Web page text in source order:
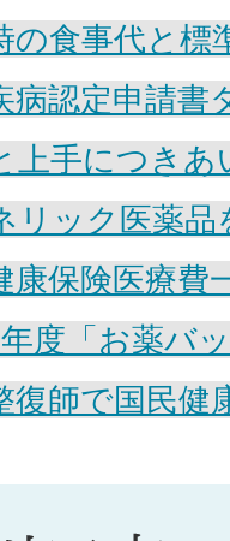
の食事代と標
病認定申請書
上手につきあ
リック医薬
康保険医療費
度「お薬バ
復師で国民健